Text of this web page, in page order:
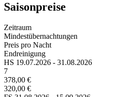
Saisonpreise
Zeitraum
Mindestübernachtungen
Preis pro Nacht
Endreinigung
HS 19.07.2026 - 31.08.2026
7
378,00 €
320,00 €